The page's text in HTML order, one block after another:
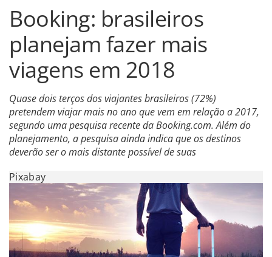
Booking: brasileiros
planejam fazer mais
viagens em 2018
Quase dois terços dos viajantes brasileiros (72%)
pretendem viajar mais no ano que vem em relação a 2017,
segundo uma pesquisa recente da Booking.com. Além do
planejamento, a pesquisa ainda indica que os destinos
deverão ser o mais distante possível de suas
Pixabay